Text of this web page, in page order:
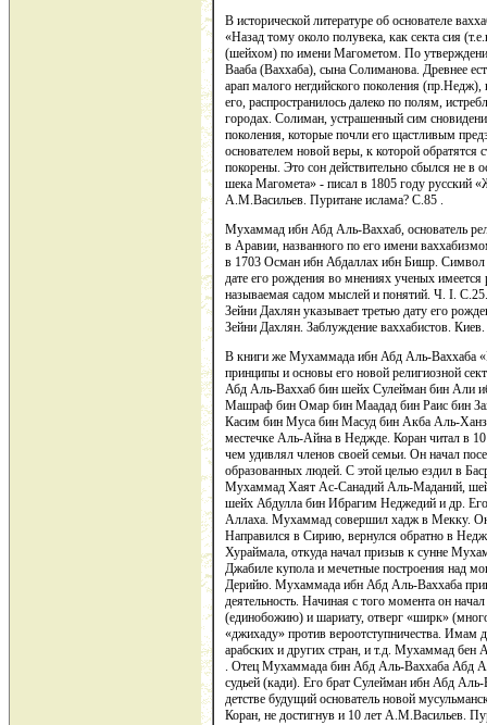
В исторической литературе об основателе
«Назад тому около полувека, как секта сия
(шейхом) по имени Магометом. По
Вааба (Ваххаба), сына Солиманова. Древнее
арап малого негдийского поколения
его, распространилось далеко по полям,
городах. Солиман, устрашенный сим
поколения, которые почли его щастливым
основателем новой веры, к которой
покорены. Это сон действительно сбылся не в
шека Магомета» - писал в 1805 году русский
А.М.Васильев. Пуритане ислама? С.85 .
Мухаммад ибн Абд Аль-Ваххаб, основатель
в Аравии, названного по его имени
в 1703 Осман ибн Абдаллах ибн Бишр.
дате его рождения во мнениях ученых
называемая садом мыслей и понятий. Ч. I.
Зейни Дахлян указывает третью дату его
Зейни Дахлян. Заблуждение ваххабистов.
В книги же Мухаммада ибн Абд Аль-Ваххаба
принципы и основы его новой религиозной
Абд Аль-Ваххаб бин шейх Сулейман бин Али
Машраф бин Омар бин Маадад бин Раис бин
Касим бин Муса бин Масуд бин Акба Аль-
местечке Аль-Айна в Неджде. Коран читал в
чем удивлял членов своей семьи. Он начал
образованных людей. С этой целью ездил в
Мухаммад Хаят Ас-Санадий Аль-Маданий,
шейх Абдулла бин Ибрагим Неджедий и др.
Аллаха. Мухаммад совершил хадж в Мекку.
Направился в Сирию, вернулся обратно в
Хураймала, откуда начал призыв к сунне
Джабиле купола и мечетные построения над
Дерийю. Мухаммада ибн Абд Аль-Ваххаба
деятельность. Начиная с того момента он
(единобожию) и шариату, отверг «ширк»
«джихаду» против вероотступничества. Имам
арабских и других стран, и т.д. Мухаммад
. Отец Мухаммада бин Абд Аль-Ваххаба Абд
судьей (кади). Его брат Сулейман ибн Абд
детстве будущий основатель новой
Коран, не достигнув и 10 лет А.М.Васильев.